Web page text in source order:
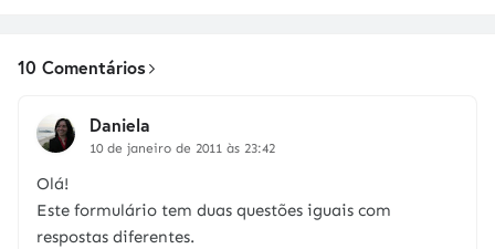
10 Comentários
Daniela
10 de janeiro de 2011 às 23:42
Olá!
Este formulário tem duas questões iguais com
respostas diferentes.